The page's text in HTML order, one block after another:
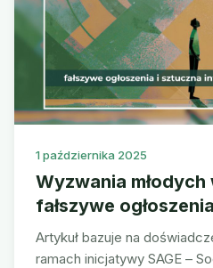
1 października 2025
Wyzwania
fałszywe
inteligencja
Artykuł bazuje na
ramach inicjatywy SAGE –